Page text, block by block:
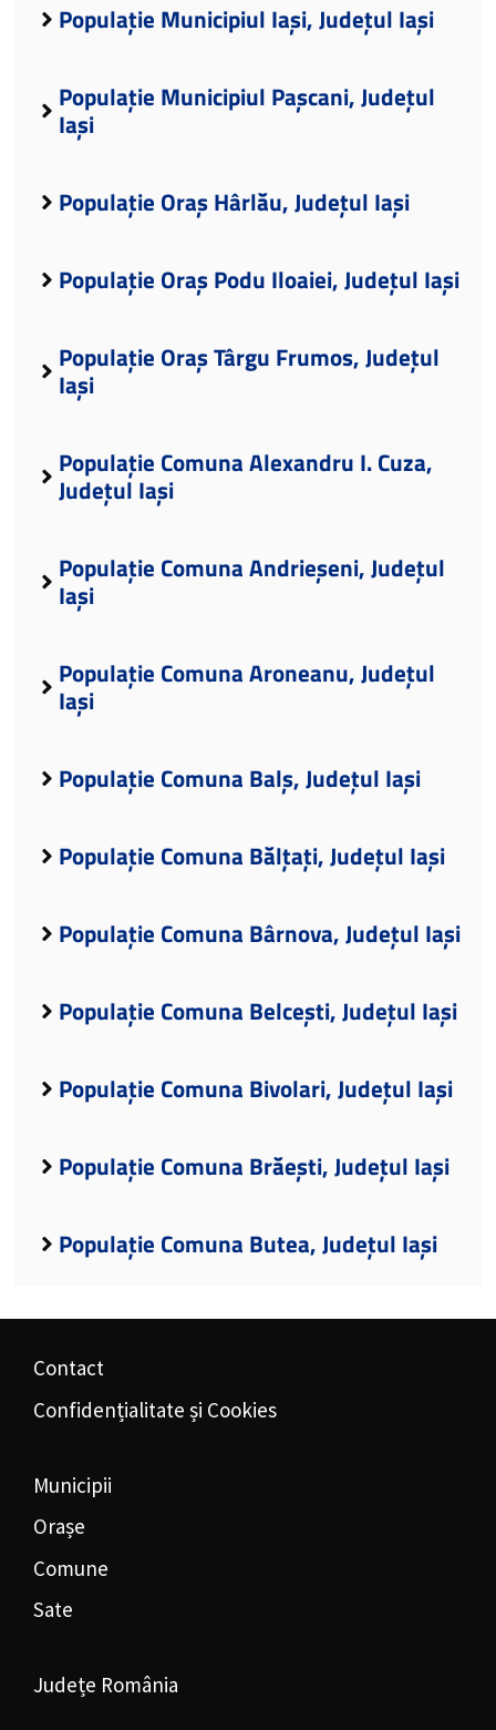
Populație Municipiul Iași, Județul Iași
Populație Municipiul Pașcani, Județul
Iași
Populație Oraș Hârlău, Județul Iași
Populație Oraș Podu Iloaiei, Județul Iași
Populație Oraș Târgu Frumos, Județul
Iași
Populație Comuna Alexandru I. Cuza,
Județul Iași
Populație Comuna Andrieșeni, Județul
Iași
Populație Comuna Aroneanu, Județul
Iași
Populație Comuna Balș, Județul Iași
Populație Comuna Bălțați, Județul Iași
Populație Comuna Bârnova, Județul Iași
Populație Comuna Belcești, Județul Iași
Populație Comuna Bivolari, Județul Iași
Populație Comuna Brăești, Județul Iași
Populație Comuna Butea, Județul Iași
Contact
Confidențialitate și Cookies
Municipii
Orașe
Comune
Sate
Județe România